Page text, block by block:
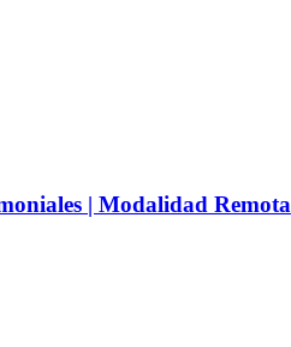
| Modalidad Remota